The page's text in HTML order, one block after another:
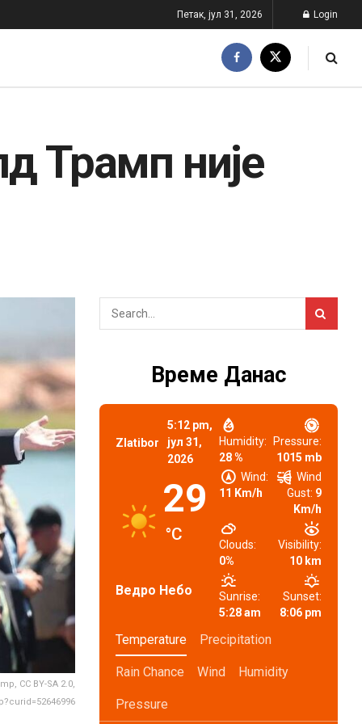
Петак, јул 31, 2026 Login
Трамп није
CC BY-SA 2.0,
Време Данас
Zlatibor
5:12 pm,
јул 31,
2026
29
°C
Ведро Небо
Humidity:
28 %
Pressure:
1015 mb
Wind:
11 Km/h
Wind
Gust: 9
Km/h
Clouds:
0%
Visibility:
10 km
Sunrise:
5:28 am
Sunset:
8:06 pm
Temperature Precipitation
Rain Chance Wind Humidity
Pressure